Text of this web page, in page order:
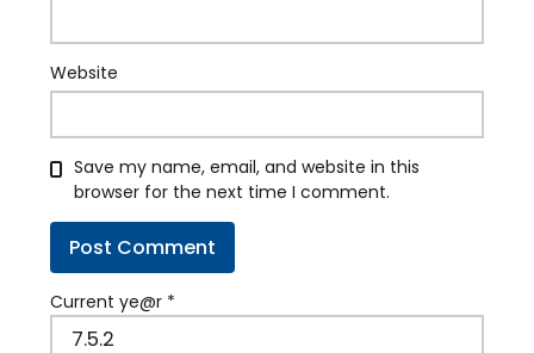
Website
Save my name, email, and website in this
browser for the next time I comment.
Current ye@r *